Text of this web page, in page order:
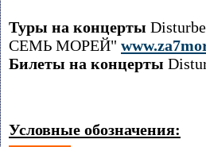
Туры на концерты
СЕМЬ МОРЕЙ"
Билеты на концерты
Условные обозначения: